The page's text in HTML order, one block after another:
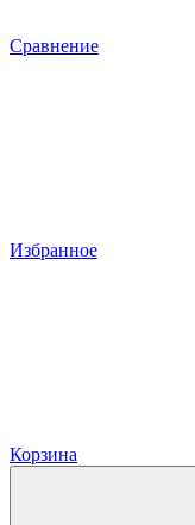
Сравнение
Избранное
Корзина